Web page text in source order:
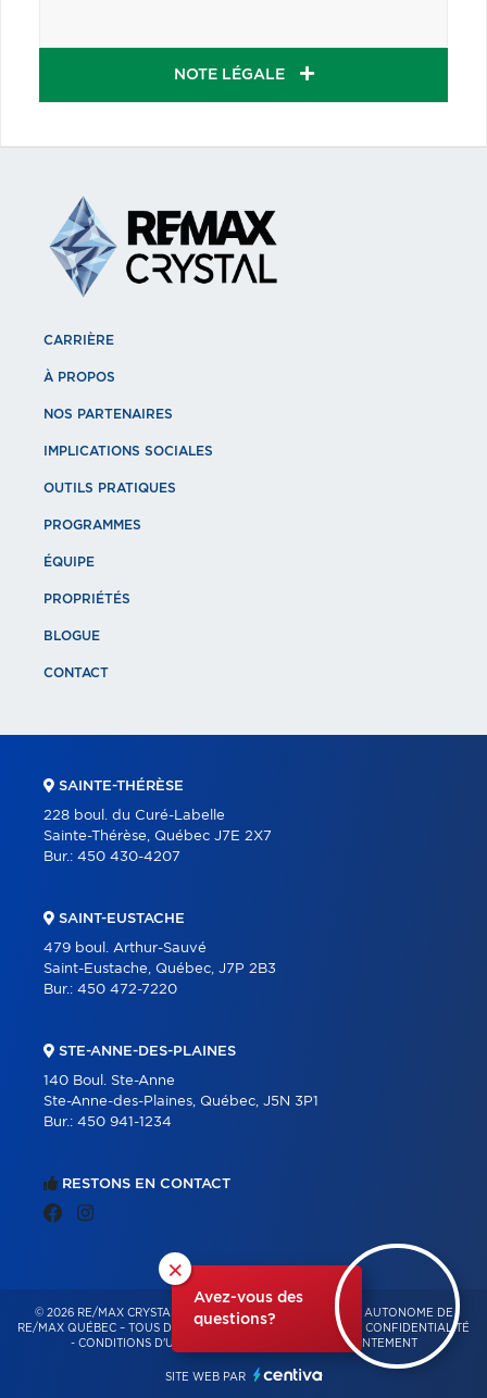
NOTE LÉGALE
×
Avez-vous des
questions?
CARRIÈRE
À PROPOS
NOS PARTENAIRES
IMPLICATIONS SOCIALES
OUTILS PRATIQUES
PROGRAMMES
ÉQUIPE
PROPRIÉTÉS
BLOGUE
CONTACT
RESTONS EN CONTACT
SAINTE-THÉRÈSE
228 boul. du Curé-Labelle
Sainte-Thérèse, Québec J7E 2X7
Bur.: 450 430-4207
SAINT-EUSTACHE
479 boul. Arthur-Sauvé
Saint-Eustache, Québec, J7P 2B3
Bur.: 450 472-7220
STE-ANNE-DES-PLAINES
140 Boul. Ste-Anne
Ste-Anne-des-Plaines, Québec, J5N 3P1
Bur.: 450 941-1234
© 2026 RE/MAX CRYSTAL – FRANCHISÉ INDÉPENDANT ET AUTONOME DE
RE/MAX QUÉBEC – TOUS DROITS RÉSERVÉS -
POLITIQUE DE CONFIDENTIALITÉ
- CONDITIONS D'UTILISATION GESTION DU CONSENTEMENT
SITE WEB PAR